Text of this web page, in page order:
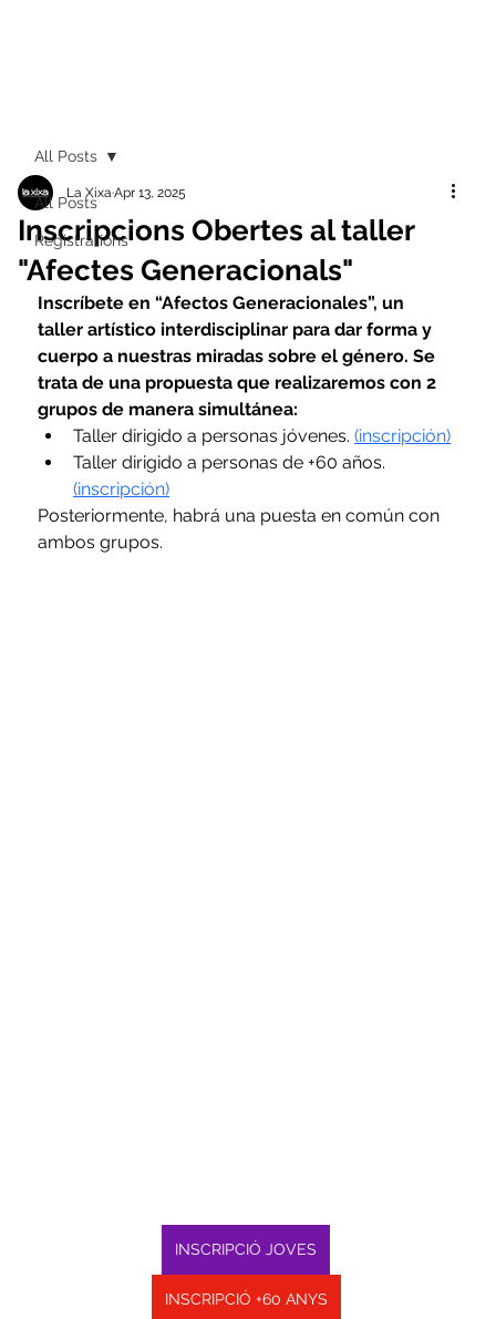
All Posts
Registrations
All Posts
Inscripcions Obertes al taller
"Afectes Generacionals"
La XixaApr 13, 2025
Inscríbete en “Afectos Generacionales”, un
taller artístico interdisciplinar para dar forma y
cuerpo a nuestras miradas sobre el género. Se
trata de una propuesta que realizaremos con 2
grupos de manera simultánea:
Taller dirigido a personas jóvenes. (inscripción)
Taller dirigido a personas de +60 años.
(inscripción)
Posteriormente, habrá una puesta en común con
ambos grupos.
INSCRIPCIÓ JOVES
INSCRIPCIÓ +60 ANYS